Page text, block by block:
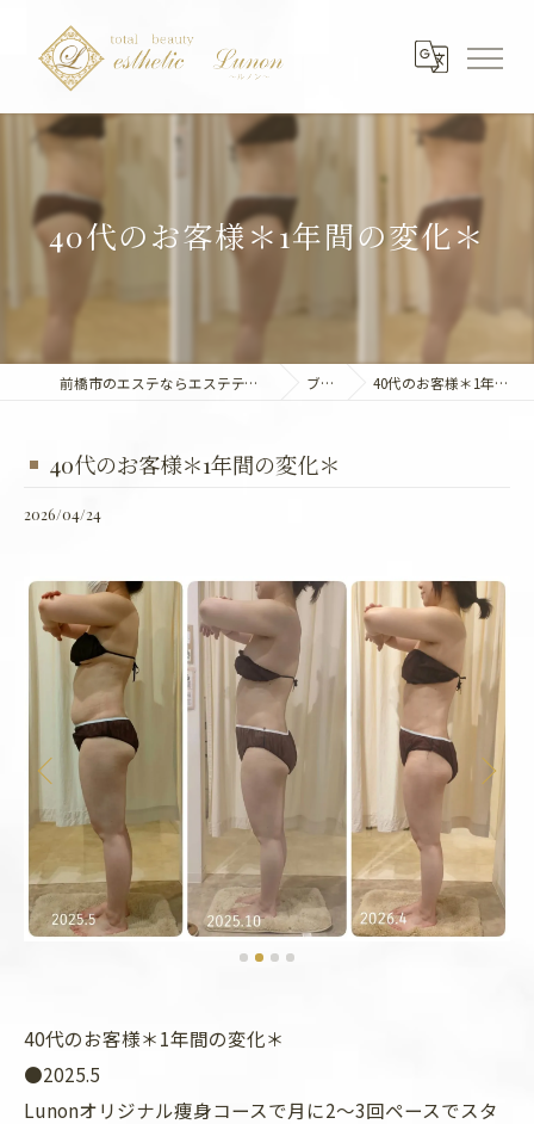
40代のお客様＊1年間の変化＊
前橋市のエステならエステティック～Lunon～ ブログ 40代のお客様＊1年間の変化＊
40代のお客様＊1年間の変化＊
2026/04/24
40代のお客様＊1年間の変化＊
●2025.5
Lunonオリジナル痩身コースで月に2〜3回ペースでスタ